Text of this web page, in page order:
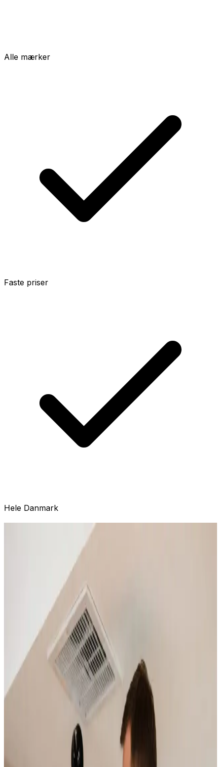
Alle mærker
Faste priser
Hele Danmark
Vores ventilationsydelser i Spentrup
Professionel installation af ventilationsanlæg til boliger
og erhverv i Spentrup. Alle mærker.